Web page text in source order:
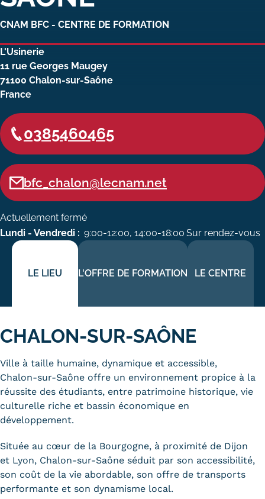
Nos centres administratifs
Quoi de neuf au Cnam BFC?
Agenda
Revue de presse
Contact
Formulaire de contact
OFFRE EN BFC
OFFRE NATIONALE
Catalogue national
Équivalences, passerelles et
suites de parcours
Modalités d'enseignement
Formation en présentiel
Alternance
CNAM BFC - CENTRE DE FORMATION
L'Usinerie
11 rue Georges Maugey
71100 Chalon-sur-Saône
France
0385460465
bfc_chalon@lecnam.net
Actuellement fermé
Lundi - Vendredi : 9:00-12:00, 14:00-18:00 Sur rendez-vous
LE LIEU L'OFFRE DE FORMATION LE CENTRE
CHALON-SUR-SAÔNE
Ville à taille humaine, dynamique et accessible,
Chalon-sur-Saône offre un environnement propice à la
réussite des étudiants, entre patrimoine historique, vie
culturelle riche et bassin économique en
développement.
Située au cœur de la Bourgogne, à proximité de Dijon
et Lyon, Chalon-sur-Saône séduit par son accessibilité,
son coût de la vie abordable, son offre de transports
performante et son dynamisme local.